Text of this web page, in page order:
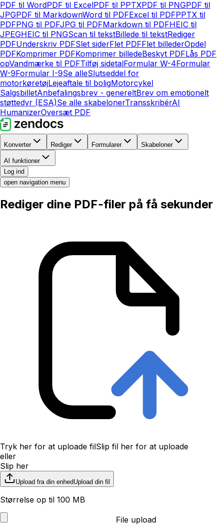
PDF til WordPDF til ExcelPDF til PPTXPDF til PNGPDF til
JPGPDF til MarkdownWord til PDFExcel til PDFPPTX til
PDFPNG til PDFJPG til PDFMarkdown til PDFHEIC til
JPEGHEIC til PNGScan til tekstBillede til tekstRediger
PDFUnderskriv PDFSlet siderFlet PDFFlet billederOpdel
PDFKomprimer PDFKomprimer billedeBeskyt PDFLås PDF
opVandmærke til PDFTilføj sidetalFormular W-4Formular
W-9Formular I-9Se alleSlutseddel for
motorkøretøjLejeaftale til boligMotorcykel
SalgsbilletAnbefalingsbrev - genereltBrev om emotionelt
støttedyr (ESA)Se alle skabelonerTransskribérAI
HumanizerOversæt PDF
Konverter Rediger Formularer Skabeloner
AI funktioner
Log ind
open navigation menu
Rediger dine PDF-filer på få sekunder
Tryk her for at uploade filSlip fil her for at uploade
eller
Slip her
Upload fra din enhedUpload din fil
Størrelse op til 100 MB
File upload